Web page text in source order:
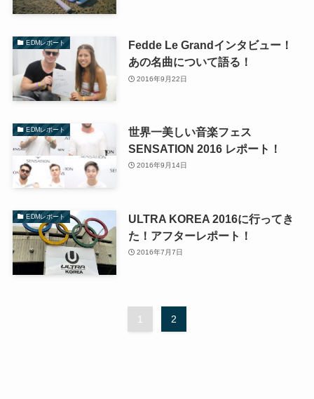
EDMレポート
Fedde Le Grandインタビュー！
あの名曲について語る！
2016年9月22日
EDMレポート
世界一美しい音楽フェス
SENSATION 2016 レポート！
2016年9月14日
EDMレポート
ULTRA KOREA 2016に行ってき
た！アフターレポート！
2016年7月7日
1 2